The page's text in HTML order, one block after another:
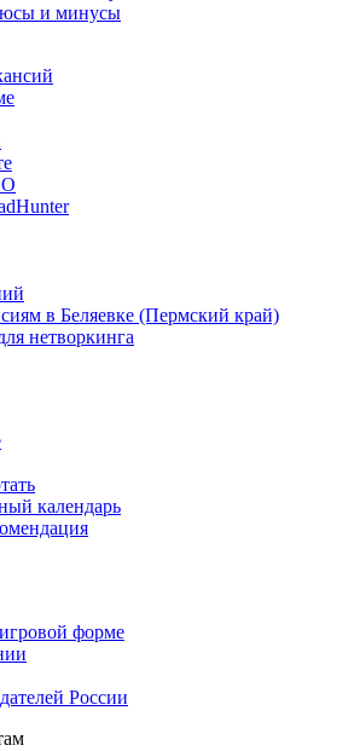
и минусы
в Беляевке (Пермский край)
нетворкинга
календарь
форме
России